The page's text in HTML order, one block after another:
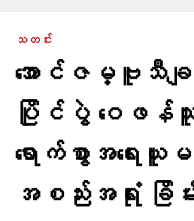
သတင်း
အောင်ဇမ္ဗူသီခ
ပြိုင်ပွဲ ဝေဖန်
ရောက်စွာအရေ
အစည်းအရုံး ခြိမ်း